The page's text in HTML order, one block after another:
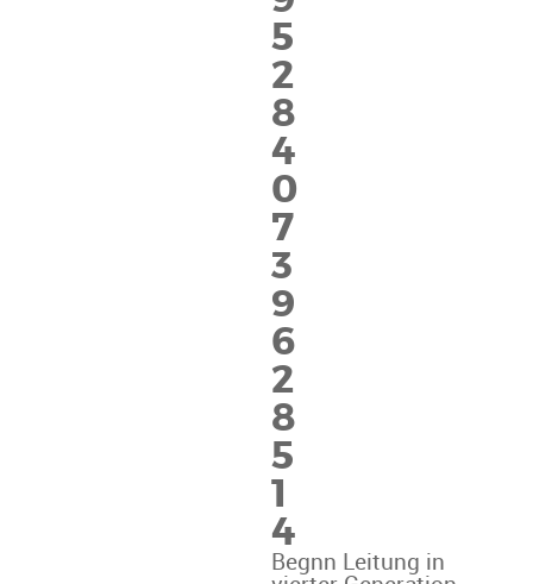
5
2
8
4
0
7
3
9
6
2
8
5
1
4
Begnn Leitung in